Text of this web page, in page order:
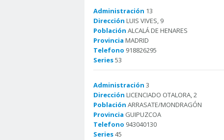
Administración 13
Dirección LUIS VIVES, 9
Población ALCALÁ DE HENARES
Provincia MADRID
Telefono 918826295
Series53
Administración 3
Dirección LICENCIADO OTALORA, 2
Población ARRASATE/MONDRAGÓN
Provincia GUIPUZCOA
Telefono 943040130
Series45